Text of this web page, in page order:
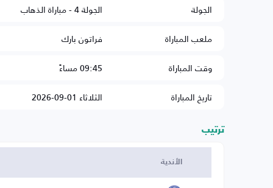
الجولة
الجولة 4 - مباراة الذهاب
ملعب المباراة
فراتون بارك
وقت المباراة
09:45 مساءً
تاريخ المباراة
الثلاثاء 01-09-2026
ترتيب
الأندية